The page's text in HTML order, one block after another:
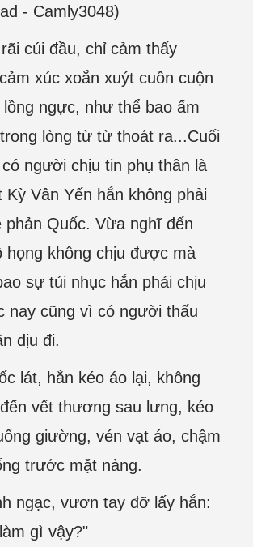
- Camly3048)
cúi đầu, chỉ cảm thấy
xúc xoắn xuýt cuồn cuộn
ngực, như thể bao ấm
lòng từ từ thoát ra...Cuối
người chịu tin phụ thân là
Kỳ Vân Yến hắn không phải
phản Quốc. Vừa nghĩ đến
họng không chịu được mà
sự tủi nhục hắn phải chịu
nay cũng vì có người thấu
dịu đi.
lát, hắn kéo áo lại, không
vết thương sau lưng, kéo
giường, vén vạt áo, chậm
trước mặt nàng.
ngạc, vươn tay đỡ lấy hắn:
gì vậy?"